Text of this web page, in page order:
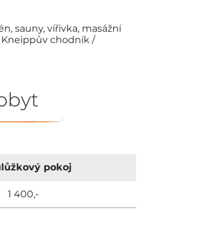
sauny, vířivka, masážní
Kneippův chodník /
pokoj
1 400,-